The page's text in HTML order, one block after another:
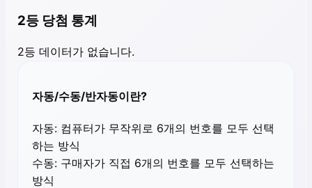
2등 당첨 통계
2등 데이터가 없습니다.
자동/수동/반자동이란?
자동: 컴퓨터가 무작위로 6개의 번호를 모두 선택
하는 방식
수동: 구매자가 직접 6개의 번호를 모두 선택하는
방식